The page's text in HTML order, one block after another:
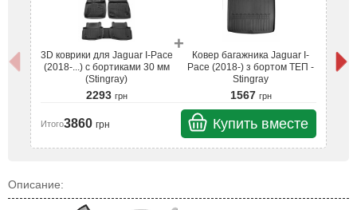
3D коврики для Jaguar I-Pace
(2018-...) с бортиками 30 мм
(Stingray)
2293 грн
+
Ковер багажника Jaguar I-
Pace (2018-) з бортом ТЕП -
Stingray
1567 грн
Итого3860 грн Купить вместе
Описание: